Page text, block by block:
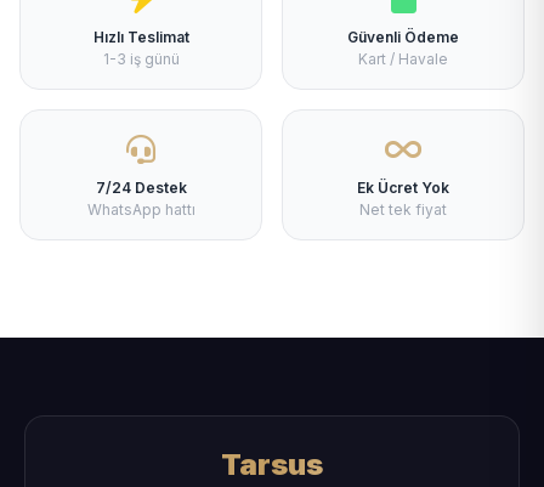
Hızlı Teslimat
1-3 iş günü
Güvenli Ödeme
Kart / Havale
7/24 Destek
WhatsApp hattı
Ek Ücret Yok
Net tek fiyat
Tarsus